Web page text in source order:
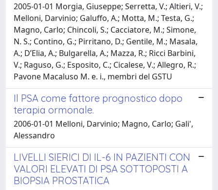
2005-01-01 Morgia, Giuseppe; Serretta, V.; Altieri, V.;
Melloni, Darvinio; Galuffo, A.; Motta, M.; Testa, G.;
Magno, Carlo; Chincoli, S.; Cacciatore, M.; Simone,
N. S.; Contino, G.; Pirritano, D.; Gentile, M.; Masala,
A.; D’Elia, A.; Bulgarella, A.; Mazza, R.; Ricci Barbini,
V.; Raguso, G.; Esposito, C.; Cicalese, V.; Allegro, R.;
Pavone Macaluso M. e. i., membri del GSTU
Il PSA come fattore prognostico dopo
terapia ormonale.
2006-01-01 Melloni, Darvinio; Magno, Carlo; Gali',
Alessandro
LIVELLI SIERICI DI IL-6 IN PAZIENTI CON
VALORI ELEVATI DI PSA SOTTOPOSTI A
BIOPSIA PROSTATICA